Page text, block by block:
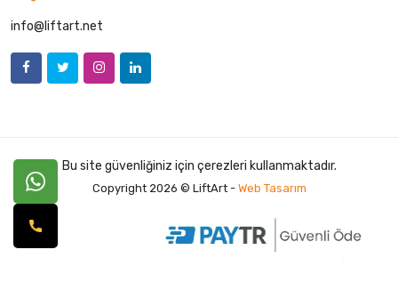
info@liftart.net
Bu site güvenliğiniz için çerezleri kullanmaktadır.
Copyright 2026 © LiftArt - Web Tasarım